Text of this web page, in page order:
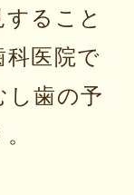
ること
医院で
し歯の予